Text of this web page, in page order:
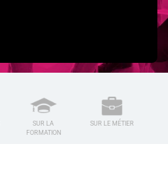
SUR LA
FORMATION
SUR LE MÉTIER